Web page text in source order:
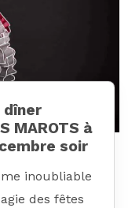
dîner
MAROTS à
soir
inoubliable
des fêtes